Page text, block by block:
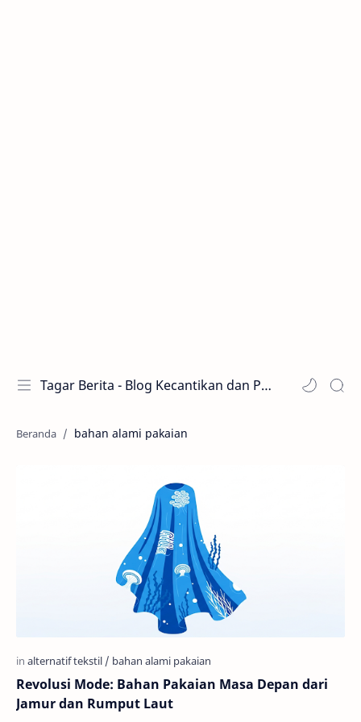
Tagar Berita - Blog Kecantikan dan Perawatan
bahan alami pakaian
Revolusi Mode: Bahan Pakaian Masa Depan dari
Jamur dan Rumput Laut